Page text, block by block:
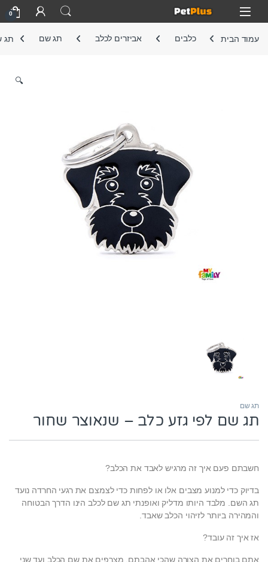
Skip to navigation
Skip to content
Open
0
עמוד הבית כלבים אביזרים לכלב תג שם תג
🔍
תג שם
תג שם לפי גזע כלב – שנאוצר שחור
חשבתם פעם איך זה מרגיש לאבד את הכלב?
בדיוק כדי למנוע מצבים אלו או לפחות כדי לצמצם את רגעי החרדה נועד
תג השם. מלבד היותו מדליק ואופנתי תג שם לכלב הינו הדרך הבטוחה
והמהירה ביותר לזיהוי הכלב שאבד.
אז איך זה עובד?
אתם בוחרים את הצורה שהכי אהבתם, מצרפים את שם הכלב ועד שני